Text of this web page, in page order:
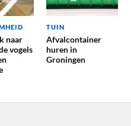
naar
vogels
TUIN
Afvalcontainer
huren in
Groningen